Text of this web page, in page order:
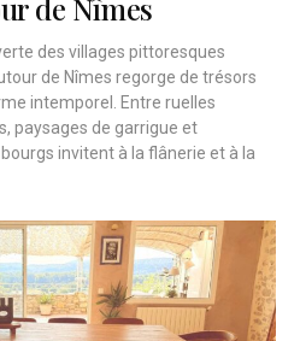
de Nîmes
des villages pittoresques
de Nîmes regorge de trésors
intemporel. Entre ruelles
paysages de garrigue et
invitent à la flânerie et à la